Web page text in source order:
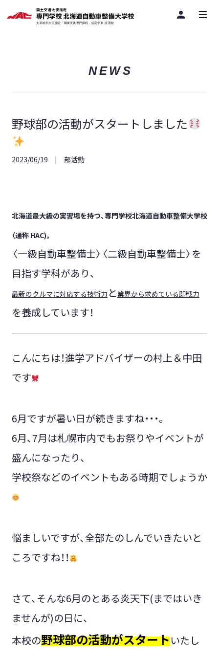
person
NEWS
野球部の活動がスタートしました
2023/06/19 部活動
北海道最大級の実習場を持つ、専門学校北海道自動車整備大学校
（通称 HAC)。
〈一級自動車整備士〉〈二級自動車整備士〉を
目指す学科があり、
最新のクルマに対応する技術力 と業界から求めている即戦力
を養成しています！
こんにちは！進学アドバイザーの村上＆中田
です
6月ですが暑い日が続きますね・・・。
6月、7月は札幌市内でもお祭りやイベントが
盛んになったり、
学校祭などのイベントもある時期でしょうか
悩ましいですが、全部たのしんでいきたいと
ころですね！！
さて、そんな6月のとある炎天下(まではいき
ませんが)の日に、
本校の野球部の活動がスタートいたし